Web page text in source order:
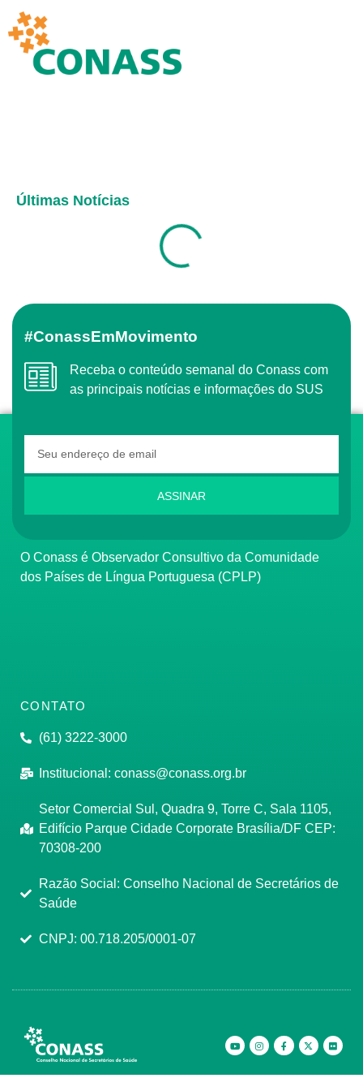
Últimas Notícias
#ConassEmMovimento
Receba o conteúdo semanal do Conass com
as principais notícias e informações do SUS
ASSINAR
O Conass é Observador Consultivo da Comunidade
dos Países de Língua Portuguesa (CPLP)
CONTATO
(61) 3222-3000
Institucional: conass@conass.org.br
Setor Comercial Sul, Quadra 9, Torre C, Sala 1105,
Edifício Parque Cidade Corporate Brasília/DF CEP:
70308-200
Razão Social: Conselho Nacional de Secretários de
Saúde
CNPJ: 00.718.205/0001-07